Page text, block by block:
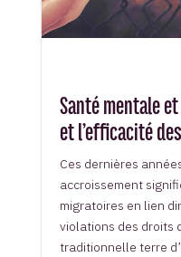
Santé mentale
et l’efficacité
Ces dernières
accroissement
migratoires en lien
violations des droits
traditionnelle terre